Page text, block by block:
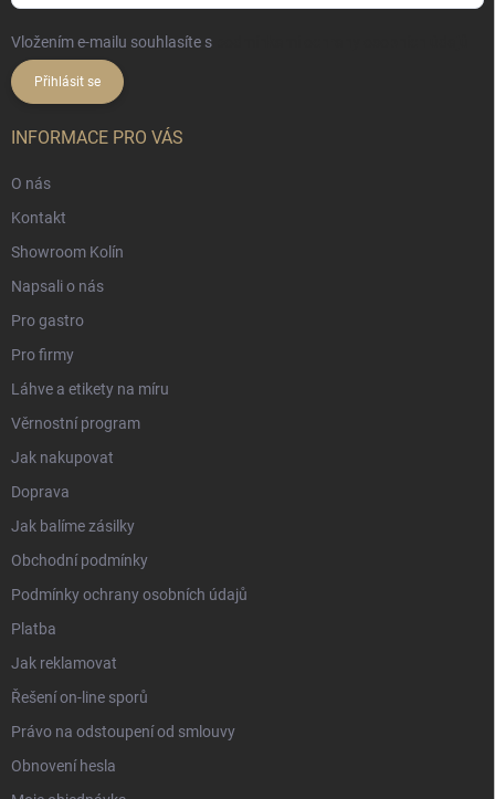
Vložením e-mailu souhlasíte s
Přihlásit se
INFORMACE PRO VÁS
O nás
Kontakt
Showroom Kolín
Napsali o nás
Pro gastro
Pro firmy
Láhve a etikety na míru
Věrnostní program
Jak nakupovat
Doprava
Jak balíme zásilky
Obchodní podmínky
Podmínky ochrany osobních údajů
Platba
Jak reklamovat
Řešení on-line sporů
Právo na odstoupení od smlouvy
Obnovení hesla